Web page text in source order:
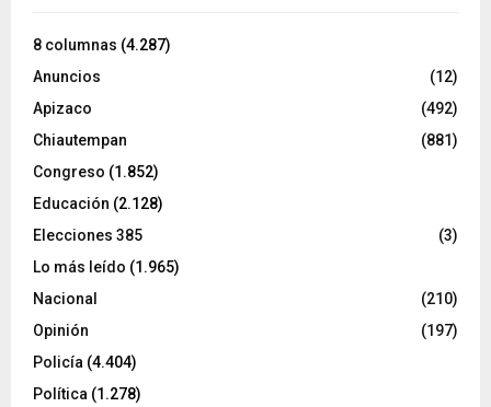
8 columnas (4.287)
Anuncios
(12)
Apizaco
(492)
Chiautempan
(881)
Congreso (1.852)
Educación (2.128)
Elecciones 385
(3)
Lo más leído (1.965)
Nacional
(210)
Opinión
(197)
Policía (4.404)
Política (1.278)